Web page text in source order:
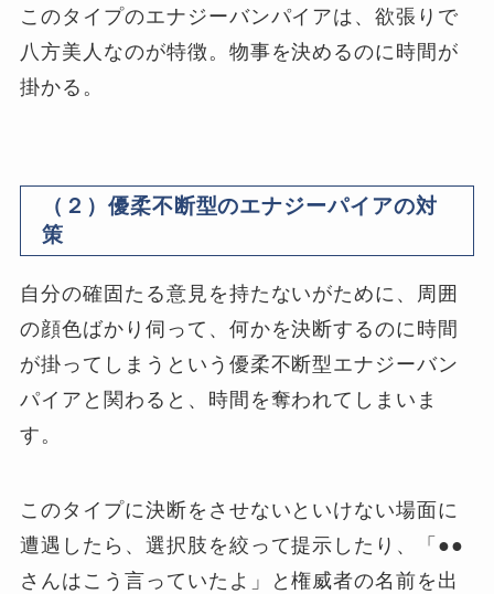
このタイプのエナジーバンパイアは、欲張りで
八方美人なのが特徴。物事を決めるのに時間が
掛かる。
（２）優柔不断型のエナジーパイアの対
策
自分の確固たる意見を持たないがために、周囲
の顔色ばかり伺って、何かを決断するのに時間
が掛ってしまうという優柔不断型エナジーバン
パイアと関わると、時間を奪われてしまいま
す。
このタイプに決断をさせないといけない場面に
遭遇したら、選択肢を絞って提示したり、「●●
さんはこう言っていたよ」と権威者の名前を出